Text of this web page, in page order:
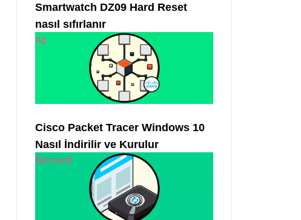
Smartwatch DZ09 Hard Reset
nasıl sıfırlanır
Ağ
Cisco Packet Tracer Windows 10
Nasıl İndirilir ve Kurulur
Microsoft